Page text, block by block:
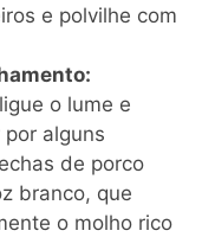
e polvilhe com
o lume e
alguns
de porco
branco, que
o molho rico